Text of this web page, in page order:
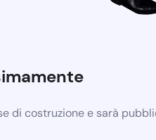
di costruzione e sarà